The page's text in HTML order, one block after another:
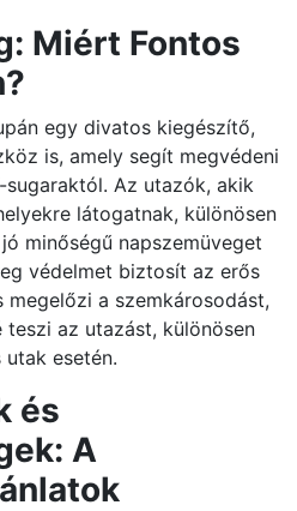
Miért Fontos
egy divatos kiegészítő,
is, amely segít megvédeni
Az utazók, akik
látogatnak, különösen
minőségű napszemüveget
védelmet biztosít az erős
megelőzi a szemkárosodást,
az utazást, különösen
esetén.
és
A